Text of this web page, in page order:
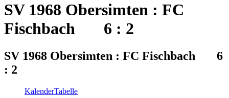
SV 1968 Obersimten : FC
Fischbach 6 : 2
SV 1968 Obersimten : FC Fischbach 6
: 2
KalenderTabelle